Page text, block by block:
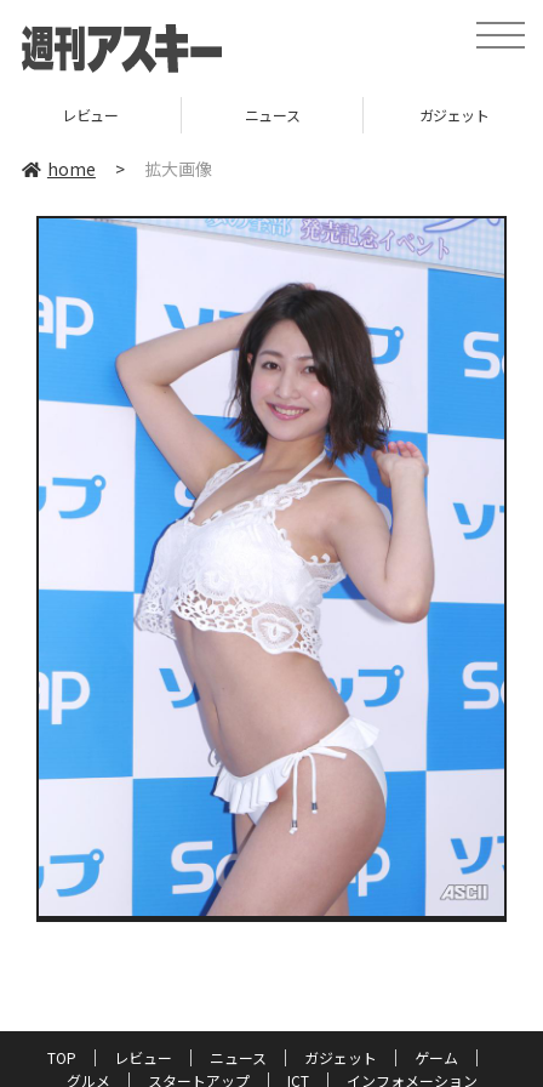
toggle
レビュー ニュース ガジェット
home > 拡大画像
TOP レビュー ニュース ガジェット
ゲーム
グルメ
スタートアップ ICT インフォメーション